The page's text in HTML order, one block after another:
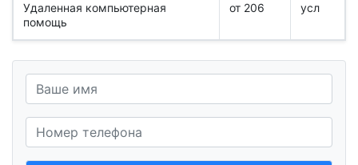
Удаленная компьютерная
помощь
от 206 усл